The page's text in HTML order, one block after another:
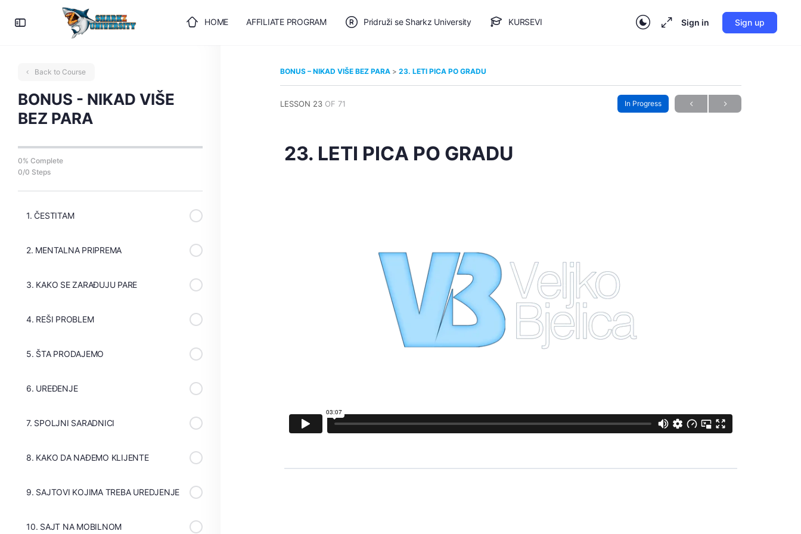
HOME AFFILIATE PROGRAM Pridruži se Sharkz University KURSEVI
🎯 BESPLATAN PLAN
Sign in Sign up
Back to Course
BONUS - NIKAD VIŠE
BEZ PARA
0% Complete
0/0 Steps
1. ČESTITAM
2. MENTALNA PRIPREMA
3. KAKO SE ZARAĐUJU PARE
4. REŠI PROBLEM
5. ŠTA PRODAJEMO
6. UREĐENJE
7. SPOLJNI SARADNICI
8. KAKO DA NAĐEMO KLIJENTE
9. SAJTOVI KOJIMA TREBA UREDJENJE
10. SAJT NA MOBILNOM
BONUS – NIKAD VIŠE BEZ PARA 23. LETI PICA PO GRADU
LESSON 23 OF 71 In Progress
23. LETI PICA PO GRADU